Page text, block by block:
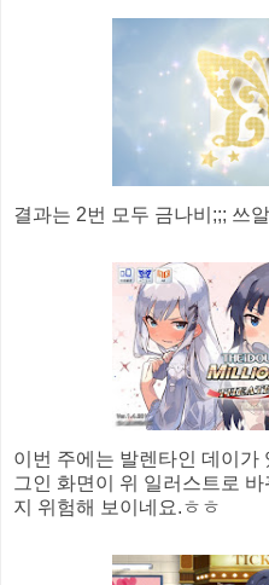
결과는 2번 모두 금나비;;; 쓰
이번 주에는 발렌타인 데이가
그인 화면이 위 일러스트로
지 위험해 보이네요.ㅎㅎ